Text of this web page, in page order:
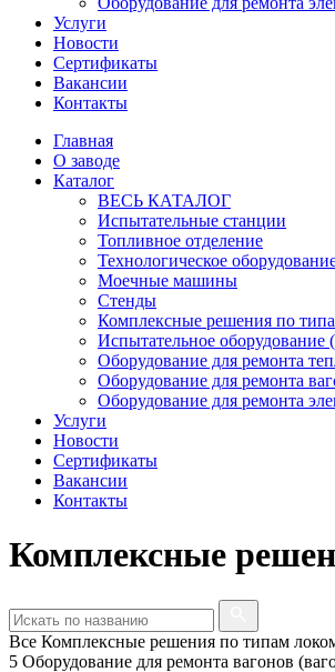
Услуги
Новости
Сертификаты
Вакансии
Контакты
Главная
О заводе
Каталог
ВЕСЬ КАТАЛОГ
Испытательные станции
Топливное отделение
Технологическое
Моечные машины
Стенды
Комплексные решения по
Испытательное
Оборудование для ремонта
Оборудование для ремонта
Оборудование для ремонта
Услуги
Новости
Сертификаты
Вакансии
Контакты
Комплексные
Все Комплексные решения по типам
5 Оборудование для ремонта вагонов